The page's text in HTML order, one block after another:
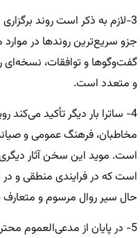
3-لازم به ذکر است روند
جزو سریع‌ترین روندها در
گفت‌وگوها و توافقات، نسخه‌ای
و متعدد است.
4- ساترا بار دیگر تأکید می‌کند
مخاطبان، فرهنگ عمومی و
است. موید این سخن آثار
است که در فرایندی منطقی و در
حال سیر روال مرسوم و
5- در پایان از مدعی‌العموم